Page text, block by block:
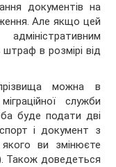
документів на
Але якщо цей
в розмірі від
можна в
служби
буде подати дві
і документ з
ви змінюєте
Також доведеться